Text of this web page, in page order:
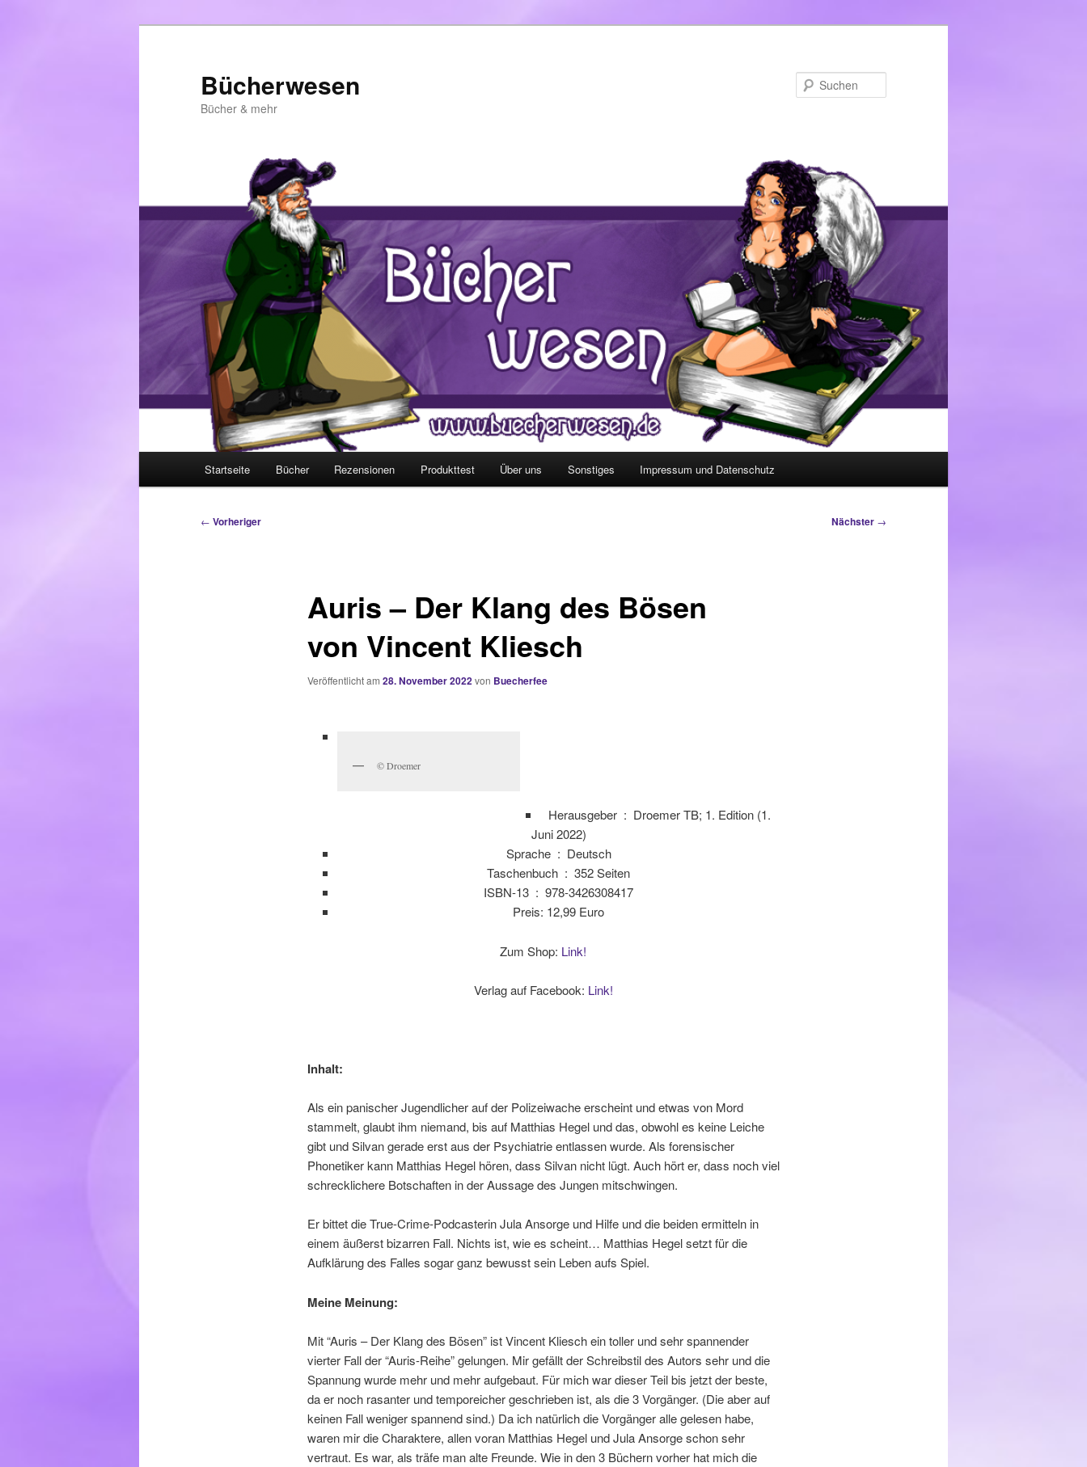
Bücherwesen
Bücher & mehr
Startseite Bücher Rezensionen Produkttest Über uns Sonstiges Impressum und Datenschutz
Beitragsnavigation
← Vorheriger Nächster →
Auris – Der Klang des Bösen
von Vincent Kliesch
Veröffentlicht am 28. November 2022von Buecherfee
© Droemer
Herausgeber ‏ : ‎ Droemer TB; 1. Edition (1.
Juni 2022)
Sprache ‏ : ‎ Deutsch
Taschenbuch ‏ : ‎352 Seiten
ISBN-13 ‏ : ‎978-3426308417
Preis: 12,99 Euro
Zum Shop: Link!
Verlag auf Facebook: Link!
Inhalt:
Als ein panischer Jugendlicher auf der Polizeiwache erscheint und etwas von Mord
stammelt, glaubt ihm niemand, bis auf Matthias Hegel und das, obwohl es keine Leiche
gibt und Silvan gerade erst aus der Psychiatrie entlassen wurde. Als forensischer
Phonetiker kann Matthias Hegel hören, dass Silvan nicht lügt. Auch hört er, dass noch viel
schrecklichere Botschaften in der Aussage des Jungen mitschwingen.
Er bittet die True-Crime-Podcasterin Jula Ansorge und Hilfe und die beiden ermitteln in
einem äußerst bizarren Fall. Nichts ist, wie es scheint… Matthias Hegel setzt für die
Aufklärung des Falles sogar ganz bewusst sein Leben aufs Spiel.
Meine Meinung:
Mit “Auris – Der Klang des Bösen” ist Vincent Kliesch ein toller und sehr spannender
vierter Fall der “Auris-Reihe” gelungen. Mir gefällt der Schreibstil des Autors sehr und die
Spannung wurde mehr und mehr aufgebaut. Für mich war dieser Teil bis jetzt der beste,
da er noch rasanter und temporeicher geschrieben ist, als die 3 Vorgänger. (Die aber auf
keinen Fall weniger spannend sind.) Da ich natürlich die Vorgänger alle gelesen habe,
waren mir die Charaktere, allen voran Matthias Hegel und Jula Ansorge schon sehr
vertraut. Es war, als träfe man alte Freunde. Wie in den 3 Büchern vorher hat mich die